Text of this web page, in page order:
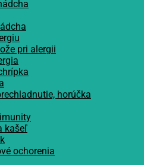
pri alergii
horúčka
kašeľ
ochorenia